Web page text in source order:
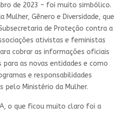
de 2023 – foi muito simbólico.
Mulher, Gênero e Diversidade, que
de Proteção contra a
ativistas e feministas
cobrar as informações oficiais
para as novas entidades e como
e responsabilidades
pelo Ministério da Mulher.
o que ficou muito claro foi a